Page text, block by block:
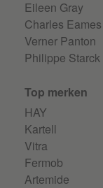
Eileen Gray
Charles Eames
Verner Panton
Philippe Starck
Top merken
HAY
Kartell
Vitra
Fermob
Artemide